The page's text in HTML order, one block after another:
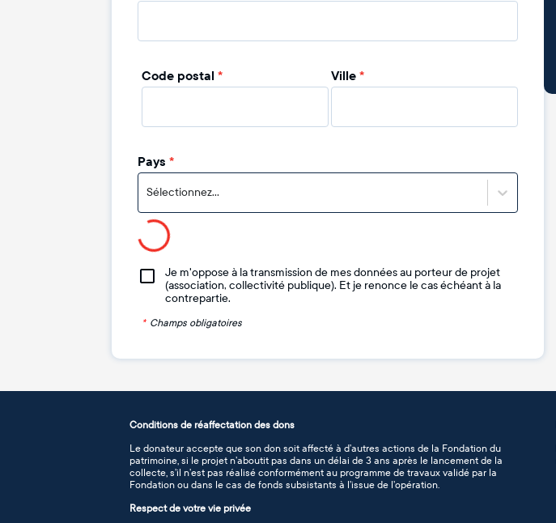
Code postal * Ville*
Pays *
Sélectionnez...
Je m'oppose à la transmission de mes données au porteur de projet
(association, collectivité publique). Et je renonce le cas échéant à la
contrepartie.
* Champs obligatoires
Conditions de réaffectation des dons
Le donateur accepte que son don soit affecté à d’autres actions de la Fondation du
patrimoine, si le projet n’aboutit pas dans un délai de 3 ans après le lancement de la
collecte, s’il n’est pas réalisé conformément au programme de travaux validé par la
Fondation ou dans le cas de fonds subsistants à l’issue de l’opération.
Respect de votre vie privée